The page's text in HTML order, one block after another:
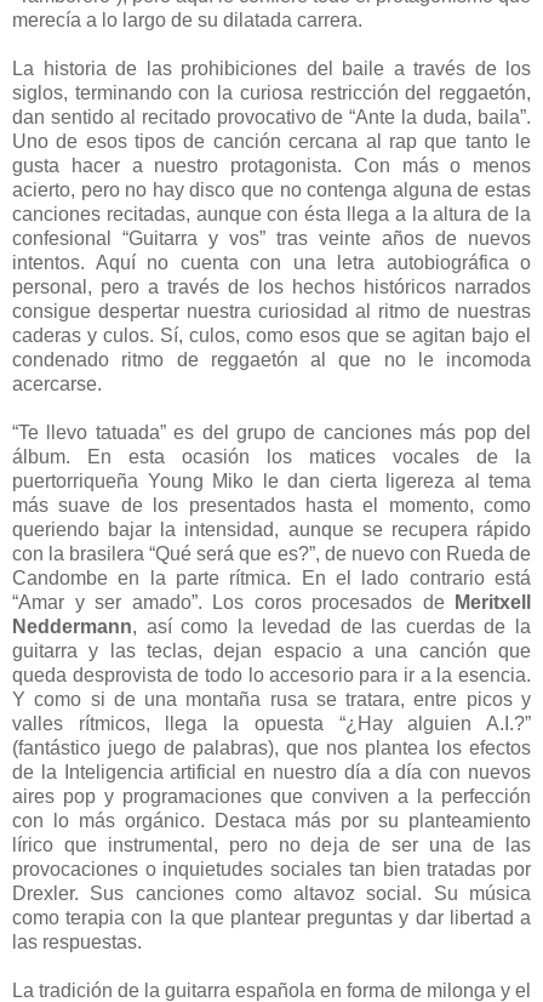
merecía a lo largo de su dilatada carrera.
La historia de las prohibiciones del baile a través de los
siglos, terminando con la curiosa restricción del reggaetón,
dan sentido al recitado provocativo de “Ante la duda, baila”.
Uno de esos tipos de canción cercana al rap que tanto le
gusta hacer a nuestro protagonista. Con más o menos
acierto, pero no hay disco que no contenga alguna de estas
canciones recitadas, aunque con ésta llega a la altura de la
confesional “Guitarra y vos” tras veinte años de nuevos
intentos. Aquí no cuenta con una letra autobiográfica o
personal, pero a través de los hechos históricos narrados
consigue despertar nuestra curiosidad al ritmo de nuestras
caderas y culos. Sí, culos, como esos que se agitan bajo el
condenado ritmo de reggaetón al que no le incomoda
acercarse.
“Te llevo tatuada” es del grupo de canciones más pop del
álbum. En esta ocasión los matices vocales de la
puertorriqueña Young Miko le dan cierta ligereza al tema
más suave de los presentados hasta el momento, como
queriendo bajar la intensidad, aunque se recupera rápido
con la brasilera “Qué será que es?”, de nuevo con Rueda de
Candombe en la parte rítmica. En el lado contrario está
“Amar y ser amado”. Los coros procesados de
Meritxell
Neddermann, así como la levedad de las cuerdas de la
guitarra y las teclas, dejan espacio a una canción que
queda desprovista de todo lo accesorio para ir a la esencia.
Y como si de una montaña rusa se tratara, entre picos y
valles rítmicos, llega la opuesta “¿Hay alguien A.I.?”
(fantástico juego de palabras), que nos plantea los efectos
de la Inteligencia artificial en nuestro día a día con nuevos
aires pop y programaciones que conviven a la perfección
con lo más orgánico. Destaca más por su planteamiento
lírico que instrumental, pero no deja de ser una de las
provocaciones o inquietudes sociales tan bien tratadas por
Drexler. Sus canciones como altavoz social. Su música
como terapia con la que plantear preguntas y dar libertad a
las respuestas.
La tradición de la guitarra española en forma de milonga y el